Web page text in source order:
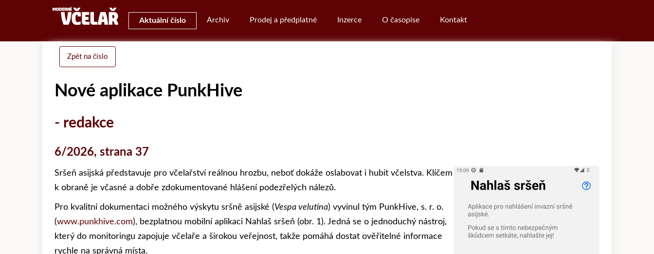
Aktuální číslo Archiv Prodej a předplatné Inzerce O časopise Kontakt
Zpět na číslo
Nové aplikace PunkHive
- redakce
6/2026, strana 37
Sršeň asijská představuje pro včelařství reálnou hrozbu, neboť dokáže oslabovat i hubit včelstva. Klíčem
k obraně je včasné a dobře zdokumentované hlášení podezřelých nálezů.
Pro kvalitní dokumentaci možného výskytu sršně asijské (Vespa velutina) vyvinul tým PunkHive, s. r. o.
(www.punkhive.com), bezplatnou mobilní aplikaci Nahlaš sršeň (obr. 1). Jedná se o jednoduchý nástroj,
který do monitoringu zapojuje včelaře a širokou veřejnost, takže pomáhá dostat ověřitelné informace
rychle na správná místa.